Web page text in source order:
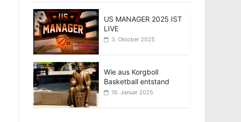
US MANAGER 2025 IST
LIVE
3. Oktober 2025
Wie aus Korgboll
Basketball entstand
16. Januar 2025